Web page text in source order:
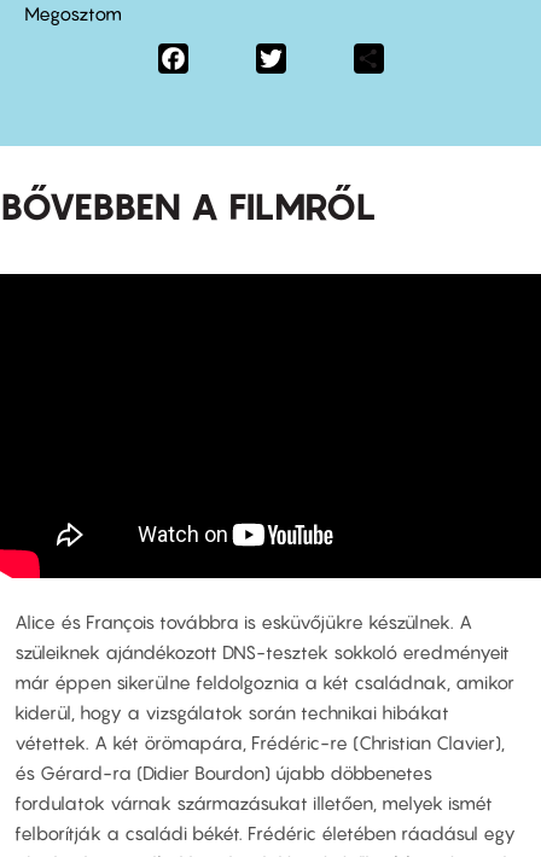
Megosztom
Facebook
BŐVEBBEN A FILMRŐL
Alice és François továbbra is esküvőjükre készülnek. A
szüleiknek ajándékozott DNS-tesztek sokkoló eredményeit
már éppen sikerülne feldolgoznia a két családnak, amikor
kiderül, hogy a vizsgálatok során technikai hibákat
vétettek. A két örömapára, Frédéric-re (Christian Clavier),
és Gérard-ra (Didier Bourdon) újabb döbbenetes
fordulatok várnak származásukat illetően, melyek ismét
felborítják a családi békét. Frédéric életében ráadásul egy